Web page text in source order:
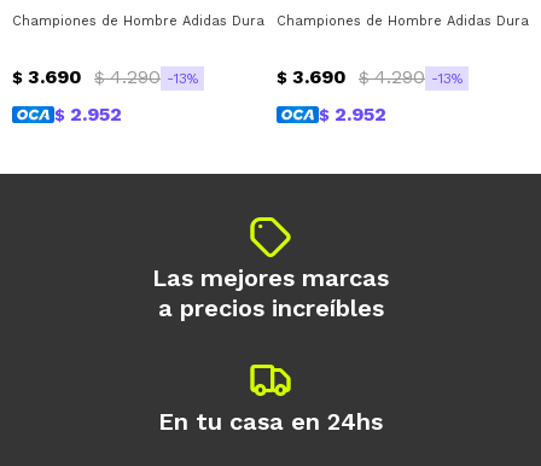
Championes de Hombre Adidas Duramo SL Adidas - Gris - Negro - Verde
$ 3.690 $ 4.290 13
$ 2.952
Championes de Hombre Adidas
$ 3.690 $ 4.290 13
$ 2.952
Las mejores marcas
a precios increíbles
En tu casa en 24hs
disponible puede variar por comercio